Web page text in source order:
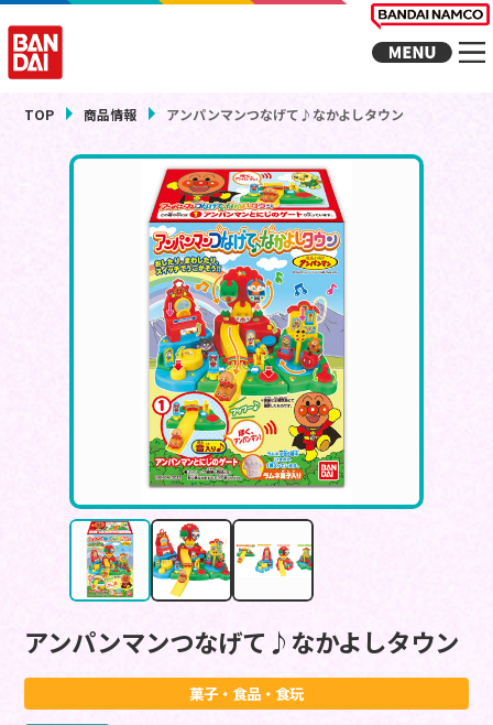
TOP 商品情報 アンパンマンつなげて♪なかよしタウン
アンパンマンつなげて♪なかよしタウン
菓子・食品・食玩